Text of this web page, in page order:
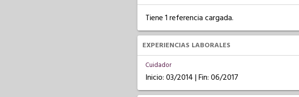
Tiene 1 referencia cargada.
EXPERIENCIAS LABORALES
Cuidador
Inicio: 03/2014 | Fin: 06/2017